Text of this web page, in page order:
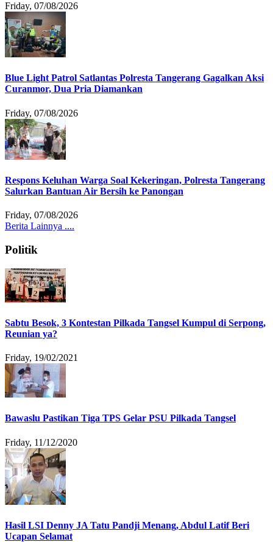
Friday, 07/08/2026
Blue Light Patrol Satlantas Polresta Tangerang Gagalkan Aksi
Curanmor, Dua Pria Diamankan
Friday, 07/08/2026
Respons Keluhan Warga Soal Kekeringan, Polresta Tangerang
Salurkan Bantuan Air Bersih ke Panongan
Friday, 07/08/2026
Berita Lainnya ....
Politik
Sabtu Besok, 3 Kontestan Pilkada Tangsel Kumpul di Serpong,
Reunian ya?
Friday, 19/02/2021
Bawaslu Pastikan Tiga TPS Gelar PSU Pilkada Tangsel
Friday, 11/12/2020
Hasil LSI Denny JA Tatu Pandji Menang, Abdul Latif Beri
Ucapan Selamat